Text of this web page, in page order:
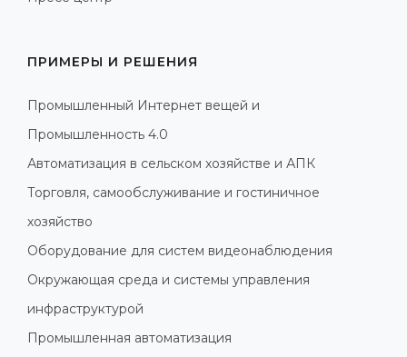
ПРИМЕРЫ И РЕШЕНИЯ
Промышленный Интернет вещей и
Промышленность 4.0
Автоматизация в сельском хозяйстве и АПК
Торговля, самообслуживание и гостиничное
хозяйство
Оборудование для систем видеонаблюдения
Окружающая среда и системы управления
инфраструктурой
Промышленная автоматизация